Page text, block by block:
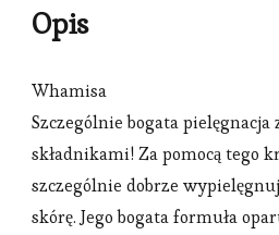
Opis
Whamisa
Szczególnie bogata
składnikami! Za pomocą tego
szczególnie dobrze
skórę. Jego bogata formuła